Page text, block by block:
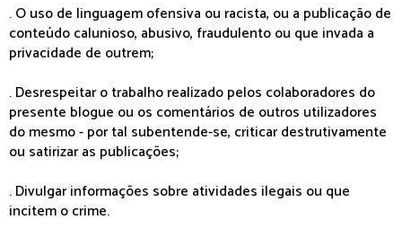
. O uso de linguagem ofensiva ou racista, ou a publicação de
conteúdo calunioso, abusivo, fraudulento ou que invada a
privacidade de outrem;
. Desrespeitar o trabalho realizado pelos colaboradores do
presente blogue ou os comentários de outros utilizadores
do mesmo - por tal subentende-se, criticar destrutivamente
ou satirizar as publicações;
. Divulgar informações sobre atividades ilegais ou que
incitem o crime.